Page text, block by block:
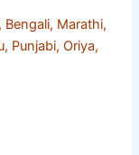
Bengali, Marathi,
Punjabi, Oriya,